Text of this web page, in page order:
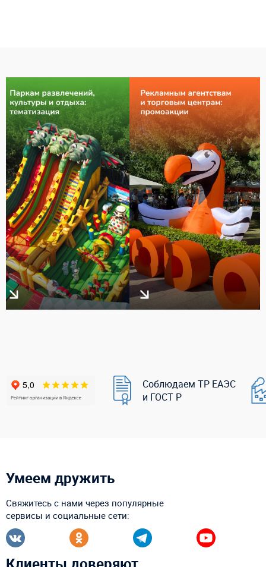
Соблюдаем ТР ЕАЭС
и ГОСТ Р
Умеем дружить
Свяжитесь с нами через популярные
сервисы и социальные сети: